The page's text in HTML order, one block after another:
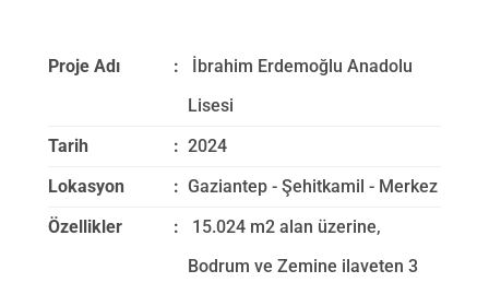
Proje Adı :
İbrahim Erdemoğlu Anadolu
Lisesi
Tarih
: 2024
Lokasyon
: Gaziantep - Şehitkamil - Merkez
Özellikler
:
15.024 m2 alan üzerine,
Bodrum ve Zemine ilaveten 3